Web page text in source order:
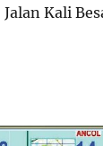
Jalan Kali